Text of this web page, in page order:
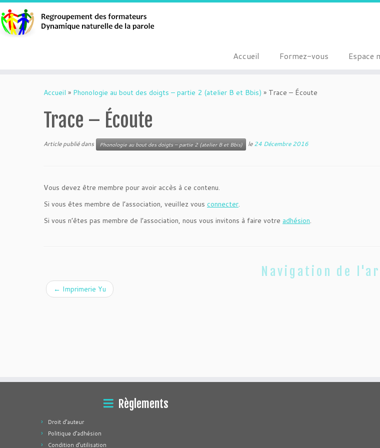
Accueil Formez-vous Espace
Accueil » Phonologie au bout des doigts – partie 2 (atelier B et Bbis) » Trace – Écoute
Trace – Écoute
Article publié dans Phonologie au bout des doigts – partie 2 (atelier B et Bbis) le24 Décembre 2016
Vous devez être membre pour avoir accès à ce contenu.
Si vous êtes membre de l’association, veuillez vous connecter.
Si vous n’êtes pas membre de l’association, nous vous invitons à faire votre adhésion.
Navigation de
← Imprimerie Yu
Règlements
Droit d’auteur
Politique d’adhésion
Condition d’utilisation